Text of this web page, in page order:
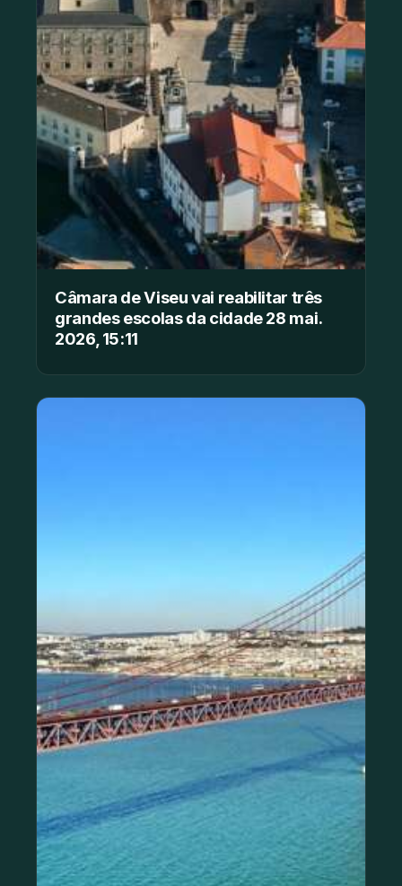
Câmara de Viseu vai reabilitar três
grandes escolas da cidade 28 mai.
2026, 15:11